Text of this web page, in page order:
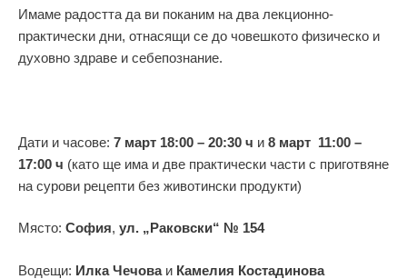
Имаме радостта да ви поканим на два лекционно-
практически дни, отнасящи се до човешкото физическо и
духовно здраве и себепознание.
Дати и часове: 7 март 18:00 – 20:30 ч и 8 март 11:00 –
17:00 ч (като ще има и две практически части с приготвяне
на сурови рецепти без животински продукти)
Място: София, ул. „Раковски“ № 154
Водещи: Илка Чечова и Камелия Костадинова